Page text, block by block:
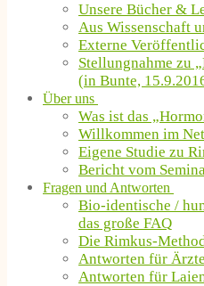
Unsere Bücher &
Aus Wissenschaft
Externe
Stellungnahme zu
(in Bunte,
Über uns
Was ist das
Willkommen im
Eigene Studie zu
Bericht vom
Fragen und Antworten
Bio-identische /
das große FAQ
Die Rimkus-
Antworten für
Antworten für